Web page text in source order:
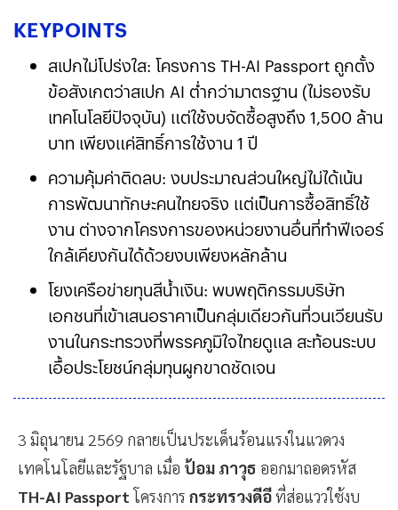
KEYPOINTS
สเปกไม่โปร่งใส: โครงการ TH-AI Passport ถูกตั้ง
ข้อสังเกตว่าสเปก AI ต่ำกว่ามาตรฐาน (ไม่รองรับ
เทคโนโลยีปัจจุบัน) แต่ใช้งบจัดซื้อสูงถึง 1,500 ล้าน
บาท เพียงแค่สิทธิ์การใช้งาน 1 ปี
ความคุ้มค่าติดลบ: งบประมาณส่วนใหญ่ไม่ได้เน้น
การพัฒนาทักษะคนไทยจริง แต่เป็นการซื้อสิทธิ์ใช้
งาน ต่างจากโครงการของหน่วยงานอื่นที่ทำฟีเจอร์
ใกล้เคียงกันได้ด้วยงบเพียงหลักล้าน
โยงเครือข่ายทุนสีน้ำเงิน: พบพฤติกรรมบริษัท
เอกชนที่เข้าเสนอราคาเป็นกลุ่มเดียวกันที่วนเวียนรับ
งานในกระทรวงที่พรรคภูมิใจไทยดูแล สะท้อนระบบ
เอื้อประโยชน์กลุ่มทุนผูกขาดชัดเจน
3 มิถุนายน 2569 กลายเป็นประเด็นร้อนแรงในแวดวง
เทคโนโลยีและรัฐบาล เมื่อ ป้อม ภาวุธ ออกมาถอดรหัส
TH-AI Passportโครงการ กระทรวงดีอีที่ส่อแววใช้งบ